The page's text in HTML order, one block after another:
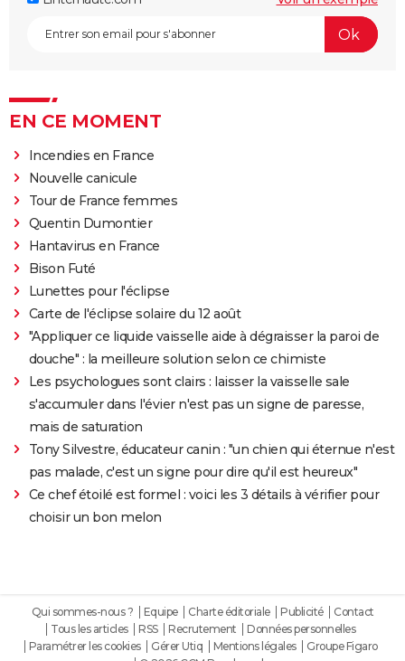
EN CE MOMENT
Incendies en France
Nouvelle canicule
Tour de France femmes
Quentin Dumontier
Hantavirus en France
Bison Futé
Lunettes pour l'éclipse
Carte de l'éclipse solaire du 12 août
"Appliquer ce liquide vaisselle aide à dégraisser la paroi de
douche" : la meilleure solution selon ce chimiste
Les psychologues sont clairs : laisser la vaisselle sale
s'accumuler dans l'évier n'est pas un signe de paresse,
mais de saturation
Tony Silvestre, éducateur canin : "un chien qui éternue n'est
pas malade, c'est un signe pour dire qu'il est heureux"
Ce chef étoilé est formel : voici les 3 détails à vérifier pour
choisir un bon melon
Qui sommes-nous ? Equipe Charte éditoriale Publicité
Contact
Tous les articles
RSS Recrutement
Données personnelles
Paramétrer les cookies
Gérer Utiq Mentions légales
Groupe Figaro